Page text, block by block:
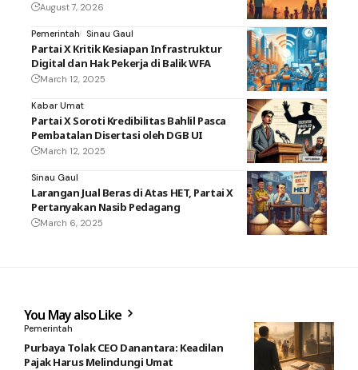
August 7, 2026
Pemerintah Sinau Gaul
Partai X Kritik Kesiapan Infrastruktur
Digital dan Hak Pekerja di Balik WFA
March 12, 2025
Kabar Umat
Partai X Soroti Kredibilitas Bahlil Pasca
Pembatalan Disertasi oleh DGB UI
March 12, 2025
Sinau Gaul
Larangan Jual Beras di Atas HET, Partai X
Pertanyakan Nasib Pedagang
March 6, 2025
You May also Like
Pemerintah
Purbaya Tolak CEO Danantara: Keadilan
Pajak Harus Melindungi Umat